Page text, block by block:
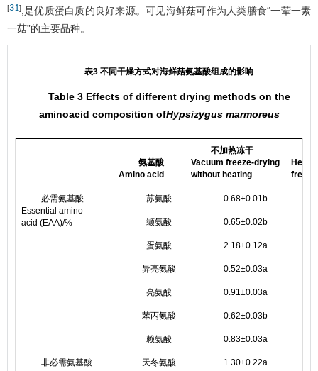
[31] ,是优质蛋白质的良好来源。可见海鲜菇可作为人类膳食“一荤一素
一菇”的主要品种。
表3 不同干燥方式对海鲜菇氨基酸组成的影响
Table 3 Effects of different drying methods on the
aminoacid composition ofHypsizygus marmoreus
氨基酸
Amino acid
不加热冻干
Vacuum freeze-drying
without heating
必需氨基酸
Essential amino
acid (EAA)/%
苏氨酸 0.68±0.01b
缬氨酸 0.65±0.02b
蛋氨酸 2.18±0.12a
异亮氨酸 0.52±0.03a
亮氨酸 0.91±0.03a
苯丙氨酸 0.62±0.03b
赖氨酸 0.83±0.03a
非必需氨基酸
天冬氨酸 1.30±0.22a